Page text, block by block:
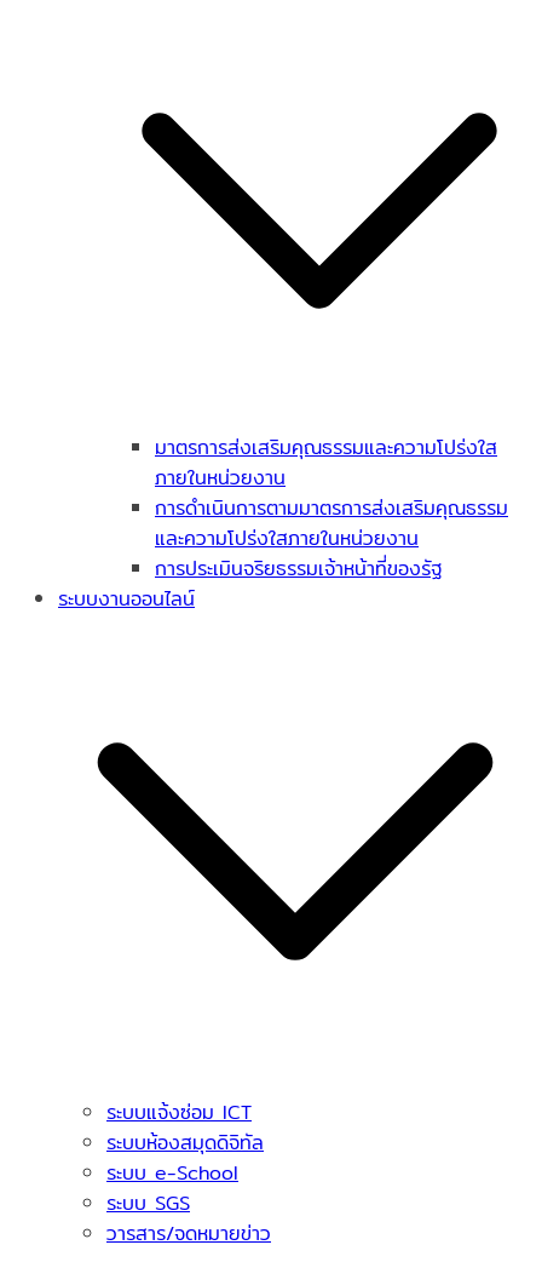
มาตรการส่งเสริมคุณธรรมและความโปร่งใส
ภายในหน่วยงาน
การดำเนินการตามมาตรการส่งเสริมคุณธรรม
และความโปร่งใสภายในหน่วยงาน
การประเมินจริยธรรมเจ้าหน้าที่ของรัฐ
ระบบงานออนไลน์
ระบบแจ้งซ่อม ICT
ระบบห้องสมุดดิจิทัล
ระบบ e-School
ระบบ SGS
วารสาร/จดหมายข่าว